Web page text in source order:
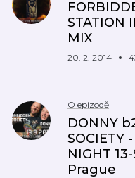
STATION
MIX
20. 2. 2014
O epizodě
DONNY
SOCIETY
NIGHT
Prague